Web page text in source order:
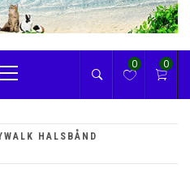
Menu
0 0
HALSBÅND